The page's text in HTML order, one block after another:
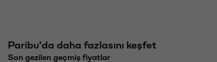
Paribu'da daha fazlasını keşfet
Son gezilen geçmiş fiyatlar